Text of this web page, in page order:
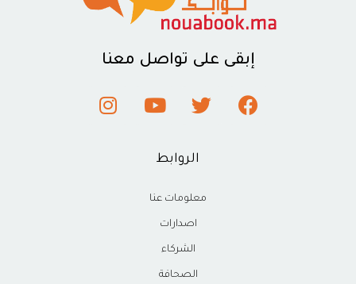
إبقى على تواصل معنا
الروابط
معلومات عنا
اصدارات
الشركاء
الصحافة